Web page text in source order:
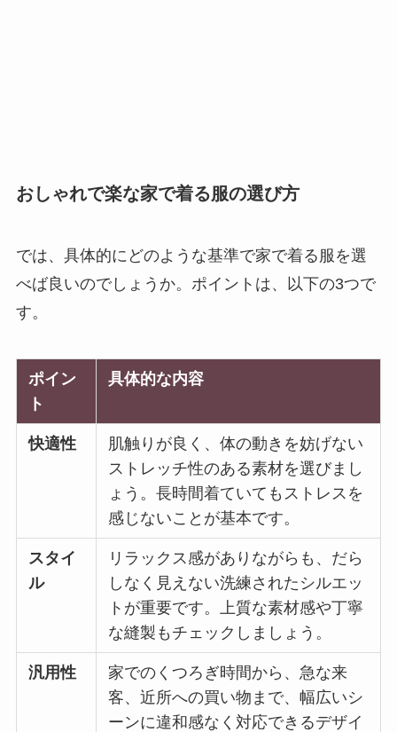
おしゃれで楽な家で着る服の選び方
では、具体的にどのような基準で家で着る服を選
べば良いのでしょうか。ポイントは、以下の3つで
す。
ポイン
ト
具体的な内容
快適性
肌触りが良く、体の動きを妨げない
ストレッチ性のある素材を選びまし
ょう。長時間着ていてもストレスを
感じないことが基本です。
スタイ
ル
リラックス感がありながらも、だら
しなく見えない洗練されたシルエッ
トが重要です。上質な素材感や丁寧
な縫製もチェックしましょう。
汎用性
家でのくつろぎ時間から、急な来
客、近所への買い物まで、幅広いシ
ーンに違和感なく対応できるデザイ